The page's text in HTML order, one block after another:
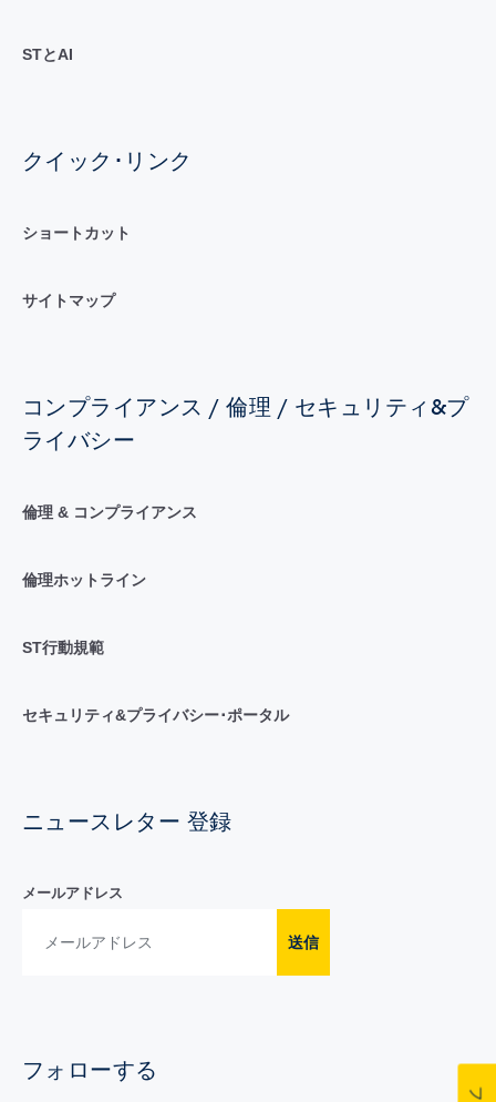
STとAI
クイック･リンク
ショートカット
サイトマップ
コンプライアンス / 倫理 / セキュリティ&プ
ライバシー
倫理 & コンプライアンス
倫理ホットライン
ST行動規範
セキュリティ&プライバシー･ポータル
ニュースレター 登録
メールアドレス
送信
フォローする